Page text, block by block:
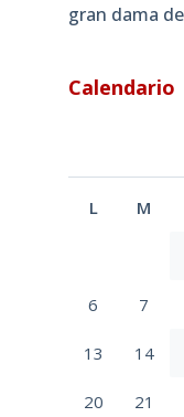
gran dama
Calendario
L M
6 7
13 14
20 21